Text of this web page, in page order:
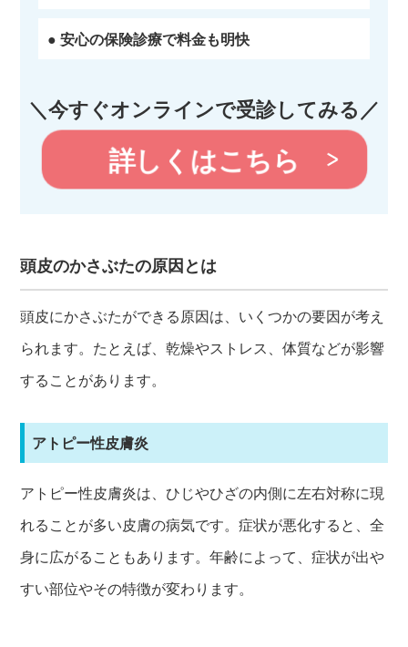
● 安心の保険診療で料金も明快
＼今すぐオンラインで受診してみる／
詳しくはこちら
頭皮のかさぶたの原因とは
頭皮にかさぶたができる原因は、いくつかの要因が考え
られます。たとえば、乾燥やストレス、体質などが影響
することがあります。
アトピー性皮膚炎
アトピー性皮膚炎は、ひじやひざの内側に左右対称に現
れることが多い皮膚の病気です。症状が悪化すると、全
身に広がることもあります。年齢によって、症状が出や
すい部位やその特徴が変わります。